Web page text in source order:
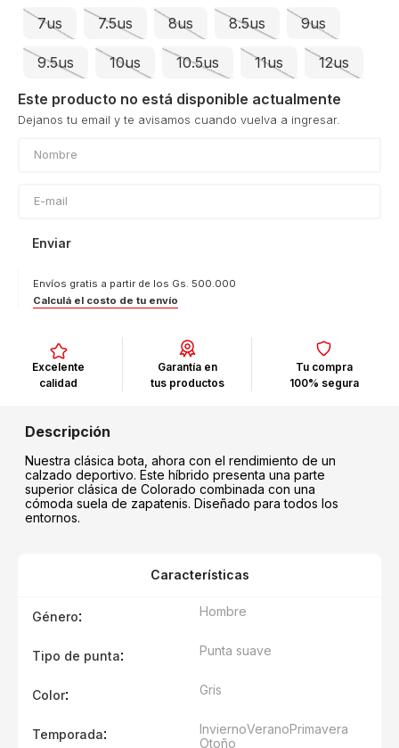
7us 7.5us 8us 8.5us 9us
9.5us 10us 10.5us 11us 12us
Este producto no está disponible actualmente
Enviar
Envíos gratis a partir de los Gs. 500.000
Calculá el costo de tu envío
Excelente
calidad
Garantía en
tus productos
Tu compra
100% segura
Nuestra clásica bota, ahora con el rendimiento de un
calzado deportivo. Este híbrido presenta una parte
superior clásica de Colorado combinada con una
cómoda suela de zapatenis. Diseñado para todos los
entornos.
Características
Género: Hombre
Tipo de punta: Punta suave
Color: Gris
Temporada: InviernoVeranoPrimavera
Otoño